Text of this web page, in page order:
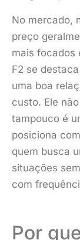
No mercado,
preço
mais focados
F2 se
uma boa
custo. Ele
tampouco é
posiciona
quem busca
situações
com
Por